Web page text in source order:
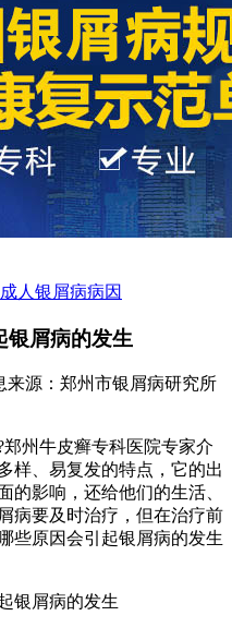
成人银屑病病因
银屑病的发生
来源：郑州市银屑病研究所
郑州牛皮癣专科医院专家介
样、易复发的特点，它的出
的影响，还给他们的生活、
病要及时治疗，但在治疗前
些原因会引起银屑病的发生